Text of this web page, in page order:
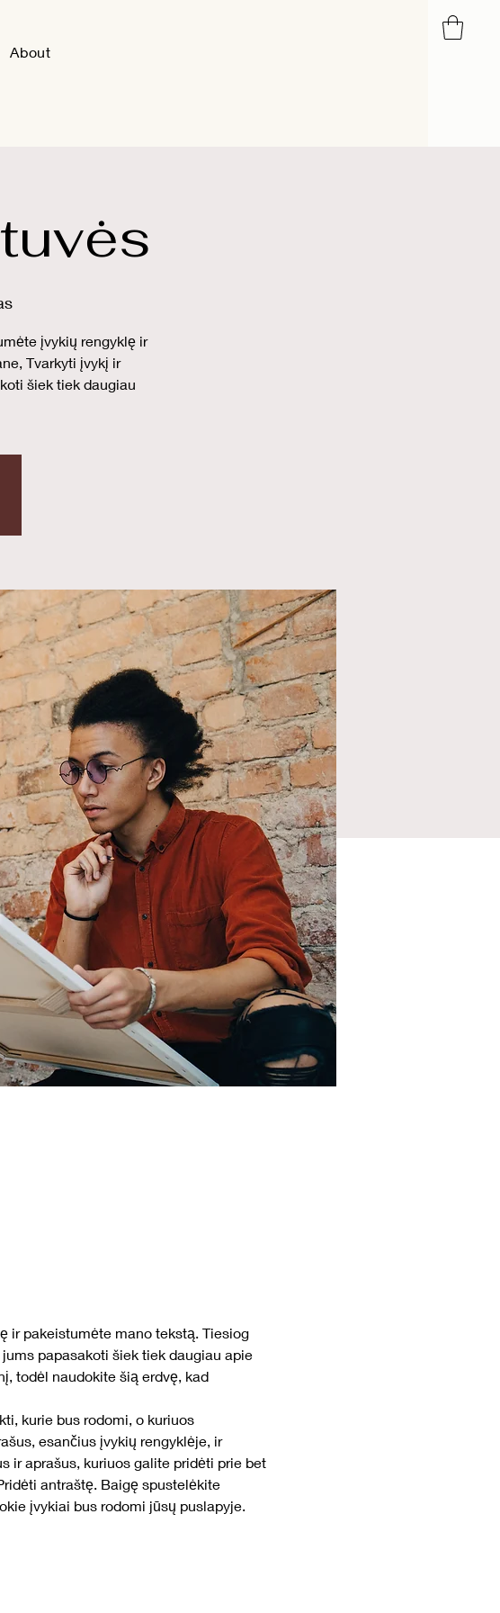
About
įvykių rengyklę ir
Tvarkyti įvykį ir
šiek tiek daugiau
ir pakeistumėte mano tekstą. Tiesiog
papasakoti šiek tiek daugiau apie
todėl naudokite šią erdvę, kad
kurie bus rodomi, o kuriuos
esančius įvykių rengyklėje, ir
ir aprašus, kuriuos galite pridėti prie bet
antraštę. Baigę spustelėkite
įvykiai bus rodomi jūsų puslapyje.